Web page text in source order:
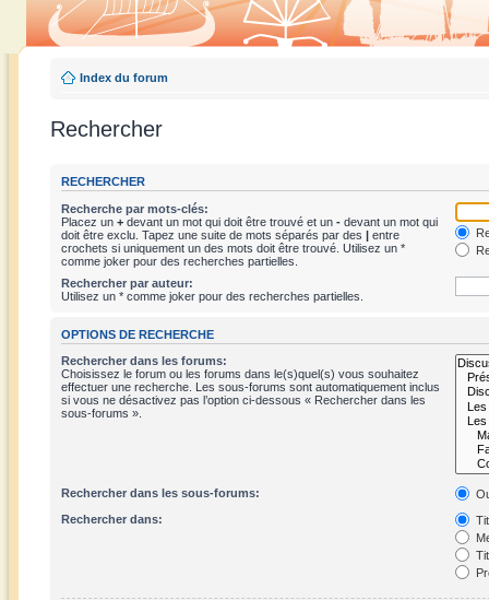
Index du forum
Rechercher
RECHERCHER
Recherche par mots-clés:
Placez un + devant un mot qui doit être trouvé et un - devant un mot qui
doit être exclu. Tapez une suite de mots séparés par des | entre
crochets si uniquement un des mots doit être trouvé. Utilisez un *
comme joker pour des recherches partielles.
Rechercher par auteur:
Utilisez un * comme joker pour des recherches partielles.
OPTIONS DE RECHERCHE
Rechercher dans les forums:
Choisissez le forum ou les forums dans le(s)quel(s) vous souhaitez
effectuer une recherche. Les sous-forums sont automatiquement inclus
si vous ne désactivez pas l’option ci-dessous « Rechercher dans les
sous-forums ».
Rechercher dans les sous-forums:
Rechercher dans: